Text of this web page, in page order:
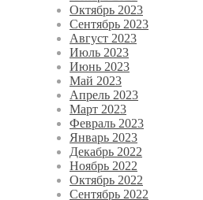
Октябрь 2023
Сентябрь 2023
Август 2023
Июль 2023
Июнь 2023
Май 2023
Апрель 2023
Март 2023
Февраль 2023
Январь 2023
Декабрь 2022
Ноябрь 2022
Октябрь 2022
Сентябрь 2022